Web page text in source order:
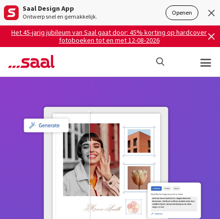
Saal Design App
Ontwerp snel en gemakkelijk. Openen
Het 45-jarig jubileum van Saal gaat door: 45% korting op hardcover
fotoboeken tot en met 12-08-2026